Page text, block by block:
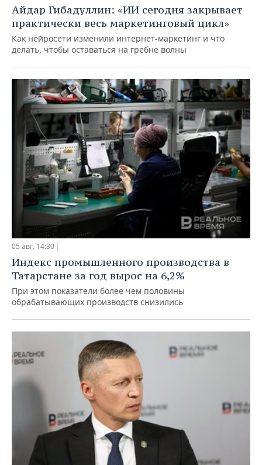
Айдар Гибадуллин: «ИИ сегодня закрывает
практически весь маркетинговый цикл»
Как нейросети изменили интернет-маркетинг и что
делать, чтобы оставаться на гребне волны
05 авг, 14:30
Индекс промышленного производства в
Татарстане за год вырос на 6,2%
При этом показатели более чем половины
обрабатывающих производств снизились